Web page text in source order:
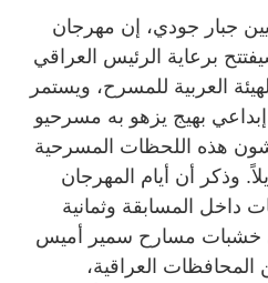
جبار جودي، إن مهرجان
برعاية الرئيس العراقي
العربية للمسرح، ويستمر
بهيج يزهو به مسرحيو
هذه اللحظات المسرحية
وذكر أن أيام المهرجان
مسرحيات داخل المسابقة وثمانية
خشبات مسارح سمير أميس
المحافظات العراقية،